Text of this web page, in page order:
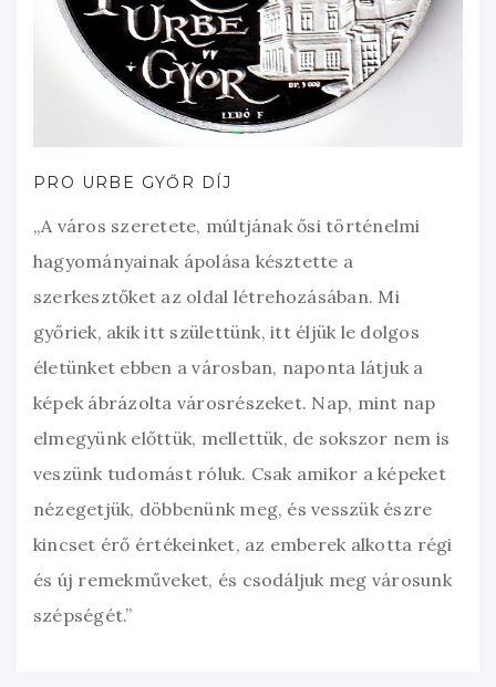
PRO URBE GYŐR DÍJ
„A város szeretete, múltjának ősi történelmi
hagyományainak ápolása késztette a
szerkesztőket az oldal létrehozásában. Mi
győriek, akik itt születtünk, itt éljük le dolgos
életünket ebben a városban, naponta látjuk a
képek ábrázolta városrészeket. Nap, mint nap
elmegyünk előttük, mellettük, de sokszor nem is
veszünk tudomást róluk. Csak amikor a képeket
nézegetjük, döbbenünk meg, és vesszük észre
kincset érő értékeinket, az emberek alkotta régi
és új remekműveket, és csodáljuk meg városunk
szépségét.”